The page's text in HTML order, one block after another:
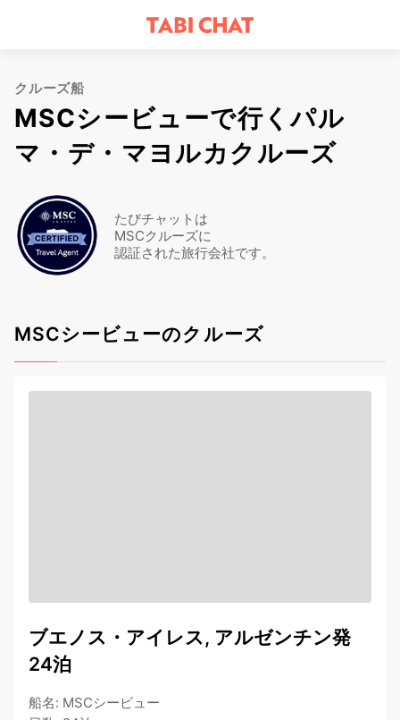
クルーズ船
MSCシービューで行くパル
マ・デ・マヨルカクルーズ
たびチャットは
MSCクルーズに
認証された旅行会社です。
MSCシービューのクルーズ
ブエノス・アイレス, アルゼンチン発
24泊
船名: MSCシービュー